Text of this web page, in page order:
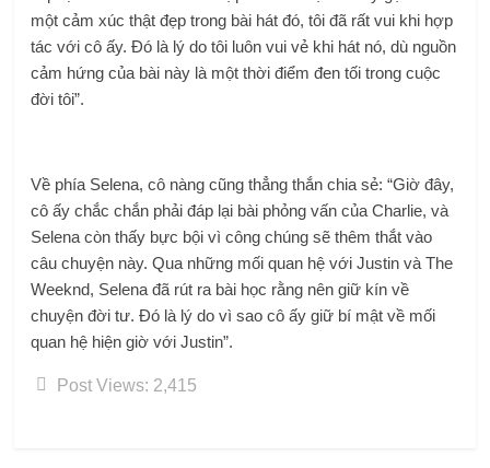
một cảm xúc thật đẹp trong bài hát đó, tôi đã rất vui khi hợp
tác với cô ấy. Đó là lý do tôi luôn vui vẻ khi hát nó, dù nguồn
cảm hứng của bài này là một thời điểm đen tối trong cuộc
đời tôi”.
Về phía Selena, cô nàng cũng thẳng thắn chia sẻ: “Giờ đây,
cô ấy chắc chắn phải đáp lại bài phỏng vấn của Charlie, và
Selena còn thấy bực bội vì công chúng sẽ thêm thắt vào
câu chuyện này. Qua những mối quan hệ với Justin và The
Weeknd, Selena đã rút ra bài học rằng nên giữ kín về
chuyện đời tư. Đó là lý do vì sao cô ấy giữ bí mật về mối
quan hệ hiện giờ với Justin”.
Post Views: 2,415